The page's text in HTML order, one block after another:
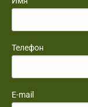
Телефон
E-mail